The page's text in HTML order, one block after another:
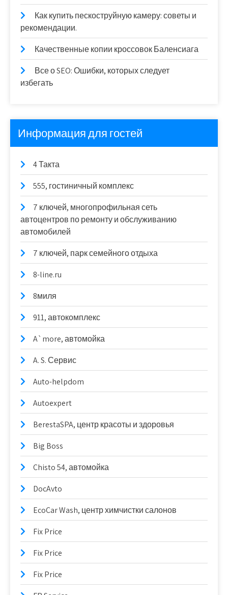
Как купить пескоструйную камеру: советы и
рекомендации.
Качественные копии кроссовок Баленсиага
Все о SEO: Ошибки, которых следует
избегать
Информация для гостей
4 Такта
555, гостиничный комплекс
7 ключей, многопрофильная сеть
автоцентров по ремонту и обслуживанию
автомобилей
7 ключей, парк семейного отдыха
8-line.ru
8миля
911, автокомплекс
A`more, автомойка
A. S. Сервис
Auto-helpdom
Autoexpert
BerestaSPA, центр красоты и здоровья
Big Boss
Chisto 54, автомойка
DocAvto
EcoCar Wash, центр химчистки салонов
Fix Price
Fix Price
Fix Price